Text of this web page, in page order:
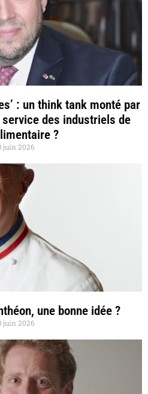
: un think tank monté par
service des industriels de
?
juin 2026
une bonne idée ?
juin 2026